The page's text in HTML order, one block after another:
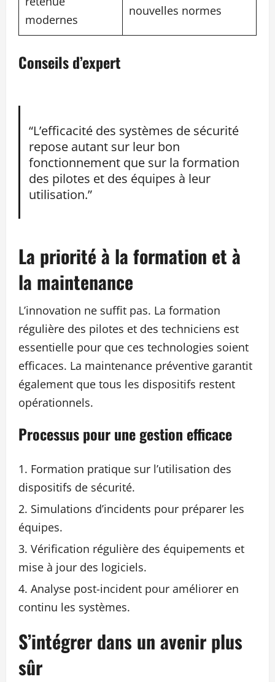
modernes
nouvelles normes
Conseils d’expert
“L’efficacité des systèmes de sécurité
repose autant sur leur bon
fonctionnement que sur la formation
des pilotes et des équipes à leur
utilisation.”
La priorité à la formation et à
la maintenance
L’innovation ne suffit pas. La formation
régulière des pilotes et des techniciens est
essentielle pour que ces technologies soient
efficaces. La maintenance préventive garantit
également que tous les dispositifs restent
opérationnels.
Processus pour une gestion efficace
Formation pratique sur l’utilisation des
dispositifs de sécurité.
Simulations d’incidents pour préparer les
équipes.
Vérification régulière des équipements et
mise à jour des logiciels.
Analyse post-incident pour améliorer en
continu les systèmes.
S’intégrer dans un avenir plus
sûr